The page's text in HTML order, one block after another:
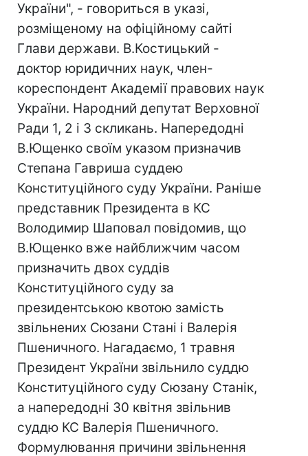
України", - говориться в указі,
розміщеному на офіційному сайті
Глави держави. В.Костицький -
доктор юридичних наук, член-
кореспондент Академії правових наук
України. Народний депутат Верховної
Ради 1, 2 і 3 скликань. Напередодні
В.Ющенко своїм указом призначив
Степана Гавриша суддею
Конституційного суду України. Раніше
представник Президента в КС
Володимир Шаповал повідомив, що
В.Ющенко вже найближчим часом
призначить двох суддів
Конституційного суду за
президентською квотою замість
звільнених Сюзани Стані і Валерія
Пшеничного. Нагадаємо, 1 травня
Президент України звільнило суддю
Конституційного суду Сюзану Станік,
а напередодні 30 квітня звільнив
суддю КС Валерія Пшеничного.
Формулювання причини звільнення